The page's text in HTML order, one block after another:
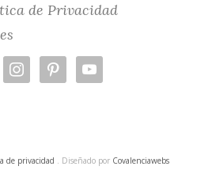
de Privacidad
instagrampinterestyoutube
de privacidad . Diseñado por Covalenciawebs